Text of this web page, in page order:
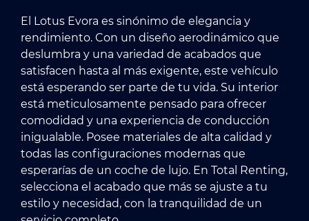
El Lotus Evora es sinónimo de elegancia y
rendimiento. Con un diseño aerodinámico que
deslumbra y una variedad de acabados que
satisfacen hasta al más exigente, este vehículo
está esperando ser parte de tu vida. Su interior
está meticulosamente pensado para ofrecer
comodidad y una experiencia de conducción
inigualable. Posee materiales de alta calidad y
todas las configuraciones modernas que
esperarías de un coche de lujo. En Total Renting,
selecciona el acabado que más se ajuste a tu
estilo y necesidad, con la tranquilidad de un